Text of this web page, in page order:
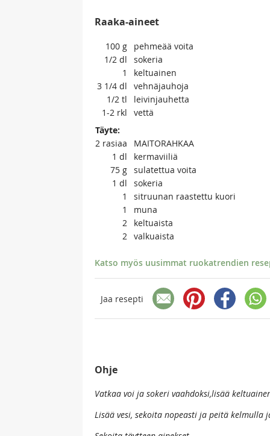
Raaka-aineet
100 g
pehmeää voita
1/2 dl
sokeria
1
keltuainen
3 1/4 dl
vehnäjauhoja
1/2 tl
leivinjauhetta
1-2 rkl
vettä
Täyte:
2 rasiaa
MAITORAHKAA
1 dl
kermaviiliä
75 g sulatettua voita
1 dl
sokeria
1
sitruunan raastettu kuori
1
muna
2
keltuaista
2 valkuaista
Katso myös uusimmat ruokatrendien
Jaa resepti
Ohje
Vatkaa voi ja sokeri vaahdoksi,lisää
Lisää vesi, sekoita nopeasti ja peitä kelmulla